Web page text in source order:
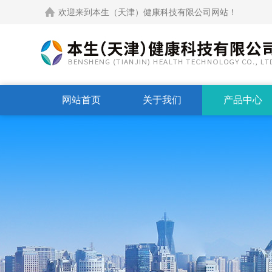
欢迎来到本生（天津）健康科技有限公司网站！
网站首页 关于我们 产品中心